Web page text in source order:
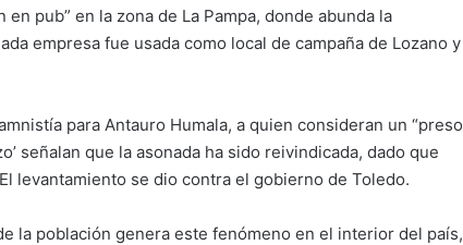
pub” en la zona de La Pampa, donde abunda la
empresa fue usada como local de campaña de Lozano y
para Antauro Humala, a quien consideran un “preso
señalan que la asonada ha sido reivindicada, dado que
levantamiento se dio contra el gobierno de Toledo.
la población genera este fenómeno en el interior del país,